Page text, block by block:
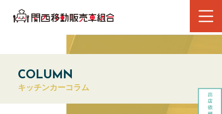
COLUMN
キッチンカーコラム